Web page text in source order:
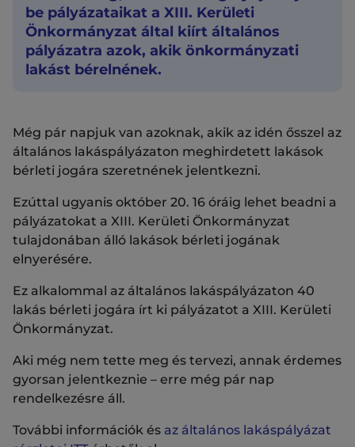
be pályázataikat a XIII. Kerületi
Önkormányzat által kiírt általános
pályázatra azok, akik önkormányzati
lakást bérelnének.
Még pár napjuk van azoknak, akik az idén ősszel az
általános lakáspályázaton meghirdetett lakások
bérleti jogára szeretnének jelentkezni.
Ezúttal ugyanis október 20. 16 óráig lehet beadni a
pályázatokat a XIII. Kerületi Önkormányzat
tulajdonában álló lakások bérleti jogának
elnyerésére.
Ez alkalommal az általános lakáspályázaton 40
lakás bérleti jogára írt ki pályázatot a XIII. Kerületi
Önkormányzat.
Aki még nem tette meg és tervezi, annak érdemes
gyorsan jelentkeznie – erre még pár nap
rendelkezésre áll.
További információk és az általános lakáspályázat